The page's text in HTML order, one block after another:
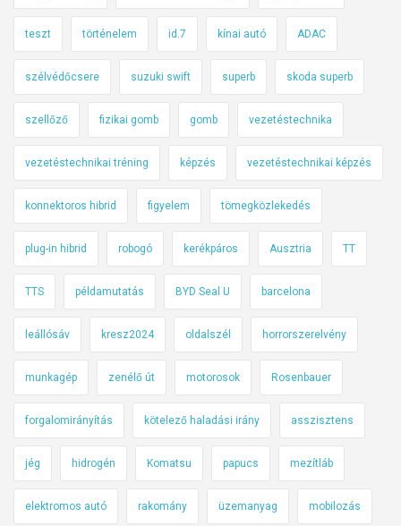
teszt történelem id.7 kínai autó ADAC
szélvédőcsere suzuki swift superb skoda superb
szellőző fizikai gomb gomb vezetéstechnika
vezetéstechnikai tréning képzés vezetéstechnikai képzés
konnektoros hibrid figyelem tömegközlekedés
plug-in hibrid robogó kerékpáros Ausztria TT
TTS példamutatás BYD Seal U barcelona
leállósáv kresz2024 oldalszél horrorszerelvény
munkagép zenélő út motorosok Rosenbauer
forgalomirányítás kötelező haladási irány asszisztens
jég hidrogén Komatsu papucs mezítláb
elektromos autó rakomány üzemanyag mobilozás